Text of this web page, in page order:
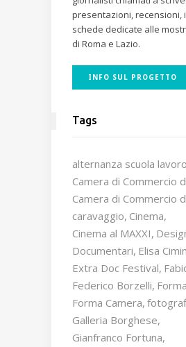
presentazioni, recensioni,
schede dedicate alle
di Roma e Lazio.
INFO SUL PROGETTO
Tags
alternanza scuola lavoro
Camera di Commercio
Camera di Commercio
caravaggio Cinema
Cinema al MAXXI
Documentari Elisa
Extra Doc Festival
Federico Borzelli
Forma Camera
Galleria Borghese
Gianfranco Fortuna